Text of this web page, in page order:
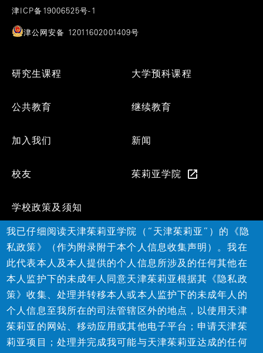
津ICP备19006525号-1
津公网安备 12011602001409号
Footer
研究生课程 大学预科课程
公共教育 继续教育
加入我们 新闻
校友 茱莉亚学院
学校政策及须知
Social
©2026天津茱莉亚学院
我已仔细阅读天津茱莉亚学院（“天津茱莉亚”）的《隐
私政策》（作为附录附于本个人信息收集声明）。我在
此代表本人及本人提供的个人信息所涉及的任何其他在
本人监护下的未成年人同意天津茱莉亚根据其《隐私政
策》收集、处理并转移本人或本人监护下的未成年人的
个人信息至我所在的司法管辖区外的地点，以使用天津
茱莉亚的网站、移动应用或其他电子平台；申请天津茱
莉亚项目；处理并完成我可能与天津茱莉亚达成的任何